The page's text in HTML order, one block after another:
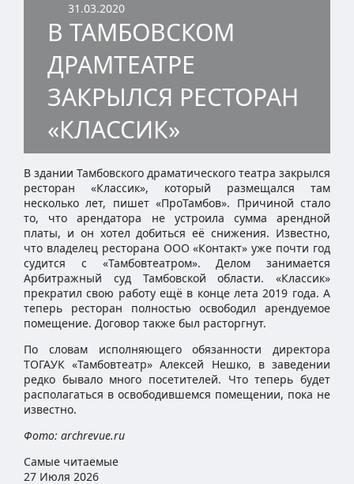
31.03.2020
В ТАМБОВСКОМ
ДРАМТЕАТРЕ
ЗАКРЫЛСЯ РЕСТОРАН
«КЛАССИК»
В здании Тамбовского драматического театра закрылся
ресторан «Классик», который размещался там
несколько лет, пишет «ПроТамбов». Причиной стало
то, что арендатора не устроила сумма арендной
платы, и он хотел добиться её снижения. Известно,
что владелец ресторана ООО «Контакт» уже почти год
судится с «Тамбовтеатром». Делом занимается
Арбитражный суд Тамбовской области. «Классик»
прекратил свою работу ещё в конце лета 2019 года. А
теперь ресторан полностью освободил арендуемое
помещение. Договор также был расторгнут.
По словам исполняющего обязанности директора
ТОГАУК «Тамбовтеатр» Алексей Нешко, в заведении
редко бывало много посетителей. Что теперь будет
располагаться в освободившемся помещении, пока не
известно.
Фото: archrevue.ru
Самые читаемые
27 Июля 2026